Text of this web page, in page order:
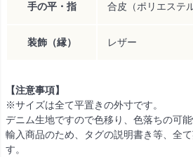
手の平・指 合皮（ポリエステ
装飾（縁） レザー
【注意事項】
※サイズは全て平置きの外寸です。
デニム生地ですので色移り、色落ちの可能
輸入商品のため、タグの説明書き等、全
す。